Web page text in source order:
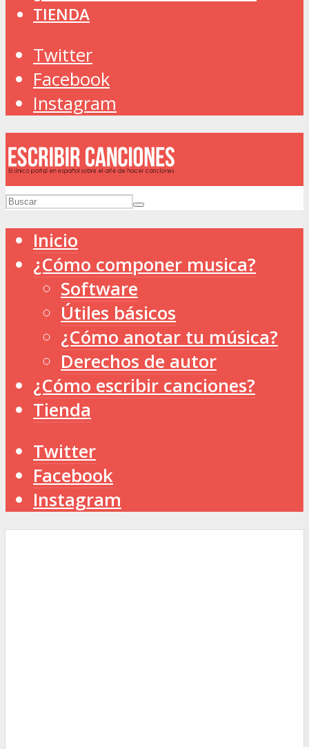
TIENDA
Twitter
Facebook
Instagram
Inicio
¿Cómo componer musica?
Software
Útiles básicos
¿Cómo anotar tu música?
Derechos de autor
¿Cómo escribir canciones?
Tienda
Twitter
Facebook
Instagram